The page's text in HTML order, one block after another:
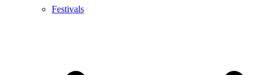
Festivals